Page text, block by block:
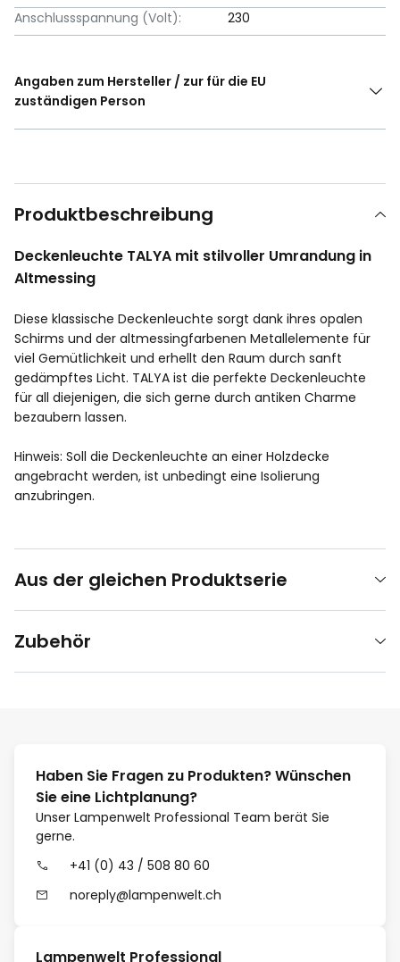
Anschlussspannung (Volt): 230
Angaben zum Hersteller / zur für die EU
zuständigen Person
Produktbeschreibung
Deckenleuchte TALYA mit stilvoller Umrandung in
Altmessing
Diese klassische Deckenleuchte sorgt dank ihres opalen
Schirms und der altmessingfarbenen Metallelemente für
viel Gemütlichkeit und erhellt den Raum durch sanft
gedämpftes Licht. TALYA ist die perfekte Deckenleuchte
für all diejenigen, die sich gerne durch antiken Charme
bezaubern lassen.
Hinweis: Soll die Deckenleuchte an einer Holzdecke
angebracht werden, ist unbedingt eine Isolierung
anzubringen.
Aus der gleichen Produktserie
Zubehör
Haben Sie Fragen zu Produkten? Wünschen
Sie eine Lichtplanung?
Unser Lampenwelt Professional Team berät Sie
gerne.
+41 (0) 43 / 508 80 60
noreply@lampenwelt.ch
Lampenwelt Professional